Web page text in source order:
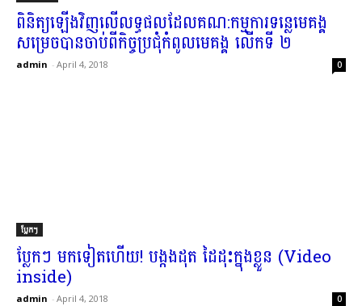
ពិនិត្យ​ឡើងវិញ​លើ​លទ្ធផល​ដែល​គណ​:​កម្ម​ការ​ទន្លេមេគង្គ
សម្រេច​បាន​ចាប់​ពី​កិច្ចប្រជុំ​កំពូល​មេគង្គ លើក​ទី ២
admin - April 4, 2018 0
ប្លែកៗ
ប្លែកៗ មក​ទៀត​ហើយ​! បង្កងដុត ដៃ​ដុះ​ក្នុង​ខ្លួន​​ (Video
inside)
admin - April 4, 2018 0